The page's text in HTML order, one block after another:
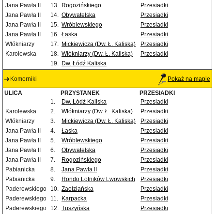
Jana Pawła II
13. Rogozińskiego
Przesiadki
Jana Pawła II
14. Obywatelska
Przesiadki
Jana Pawła II
15. Wróblewskiego
Przesiadki
Jana Pawła II
16. Łaska
Przesiadki
Włókniarzy
17. Mickiewicza (Dw. Ł. Kaliska)
Przesiadki
Karolewska
18. Włókniarzy (Dw. Ł. Kaliska)
Przesiadki
19. Dw. Łódź Kaliska
Komorniki Pokaż na mapie
ULICA PRZYSTANEK
PRZESIADKI
1.
Dw. Łódź Kaliska
Przesiadki
Karolewska
2. Włókniarzy (Dw. Ł. Kaliska)
Przesiadki
Włókniarzy
3. Mickiewicza (Dw. Ł. Kaliska)
Przesiadki
Jana Pawła II
4. Łaska
Przesiadki
Jana Pawła II
5. Wróblewskiego
Przesiadki
Jana Pawła II
6. Obywatelska
Przesiadki
Jana Pawła II
7. Rogozińskiego
Przesiadki
Pabianicka
8. Jana Pawła II
Przesiadki
Pabianicka
9. Rondo Lotników Lwowskich
Przesiadki
Paderewskiego
10. Zaolziańska
Przesiadki
Paderewskiego
11. Karpacka
Przesiadki
Paderewskiego
12. Tuszyńska Przesiadki